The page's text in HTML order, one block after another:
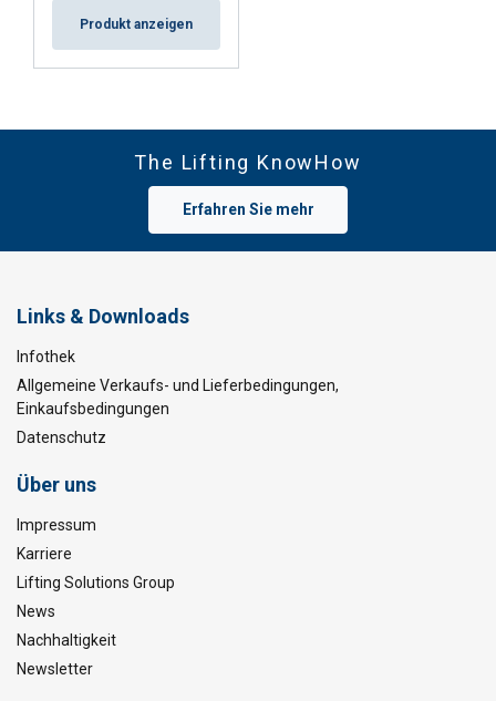
Produkt anzeigen
The Lifting KnowHow
Erfahren Sie mehr
Links & Downloads
Infothek
Allgemeine Verkaufs- und Lieferbedingungen,
Einkaufsbedingungen
Datenschutz
Über uns
Impressum
Karriere
Lifting Solutions Group
News
Nachhaltigkeit
Newsletter